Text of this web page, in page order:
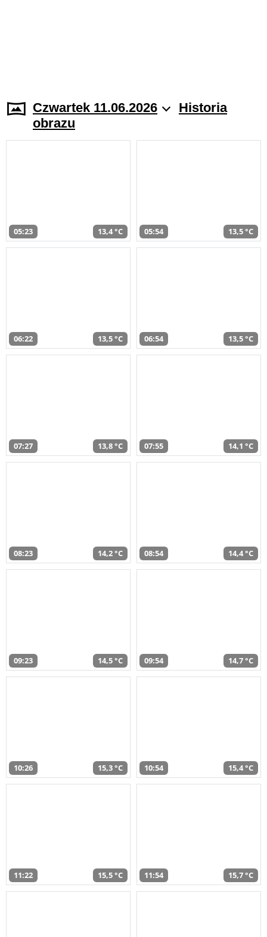
Czwartek 11.06.2026
Historia
obrazu
05:23 13,4 °C 05:54 13,5 °C
06:22 13,5 °C 06:54 13,5 °C
07:27 13,8 °C 07:55 14,1 °C
08:23 14,2 °C 08:54 14,4 °C
09:23 14,5 °C 09:54 14,7 °C
10:26 15,3 °C 10:54 15,4 °C
11:22 15,5 °C 11:54 15,7 °C